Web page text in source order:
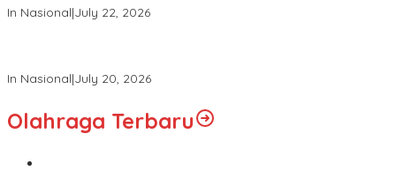
In Nasional|July 22, 2026
In Nasional|July 20, 2026
Olahraga Terbaru